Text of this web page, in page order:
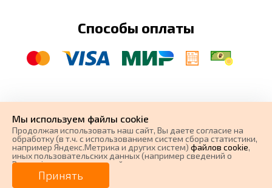
0 ₽
Способы оплаты
автоковрики
разработка и
поисковое продвижение сайта
Мы используем файлы cookie
Продолжая использовать наш cайт, Вы даете согласие на
обработку (в т.ч. с использованием систем сбора статистики,
например Яндекс.Метрика и других систем) файлов cookie,
иных пользовательских данных (например сведений о
Вашем ip-адресе, сведений о местоположении, типе
устройства, времени посещения страницы, сведений о
ресурсах сети Интернет, с которых были совершены
Принять